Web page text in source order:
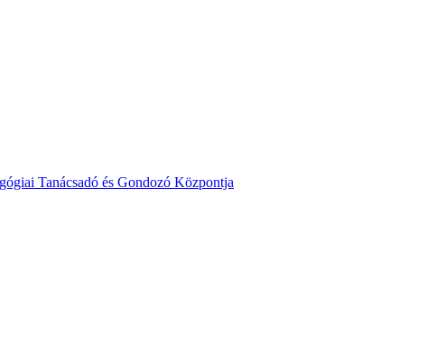
Tanácsadó és Gondozó Központja